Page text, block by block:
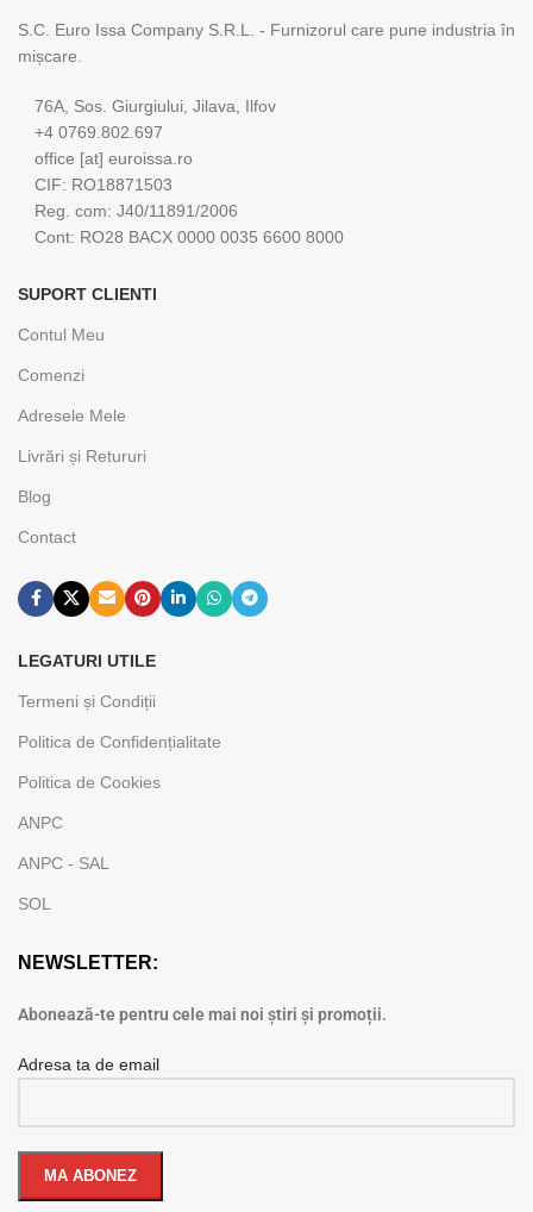
S.C. Euro Issa Company S.R.L. - Furnizorul care pune industria în
mișcare.
76A, Sos. Giurgiului, Jilava, Ilfov
+4 0769.802.697
office [at] euroissa.ro
CIF: RO18871503
Reg. com: J40/11891/2006
Cont: RO28 BACX 0000 0035 6600 8000
SUPORT CLIENTI
Contul Meu
Comenzi
Adresele Mele
Livrări și Retururi
Blog
Contact
LEGATURI UTILE
Termeni și Condiții
Politica de Confidențialitate
Politica de Cookies
ANPC
ANPC - SAL
SOL
NEWSLETTER:
Abonează-te pentru cele mai noi știri și promoții.
Adresa ta de email